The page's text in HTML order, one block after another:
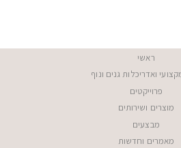
ראשי
ואדריכלות גנים ונוף
פרוייקטים
מוצרים ושירותים
מבצעים
מאמרים וחדשות